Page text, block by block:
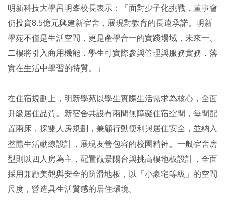
明新科技大學呂明峯校長表示：「面對少子化挑戰，董事會
仍投資8.5億元興建新宿舍，展現對教育的長遠承諾。明新
學苑不僅是生活空間，更是產學合一的實踐場域，未來一、
二樓將引入商用機能，學生可實際參與管理與服務實務，落
實在生活中學習的特質。」
在住宿規劃上，明新學苑以學生實際生活需求為核心，全面
升級居住品質。新宿舍共設有兩間無障礙住宿空間，每間配
置兩床，採雙人房規劃，兼顧行動便利與居住安全，並納入
整體生活動線設計，展現友善包容的校園精神。一般宿舍房
型則以四人房為主，配置觀景陽台與挑高樓地板設計，全面
採用兼顧美觀與安全的防滑地板，以「小豪宅等級」的空間
尺度，營造具生活質感的居住環境。